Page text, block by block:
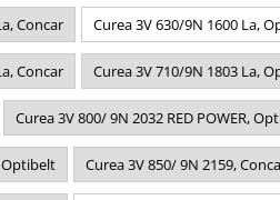
Concar Curea 3V 630/9N 1600 La,
Concar Curea 3V 710/9N 1803 La,
Curea 3V 800/ 9N 2032 RED POWER,
Optibelt Curea 3V 850/ 9N 2159,